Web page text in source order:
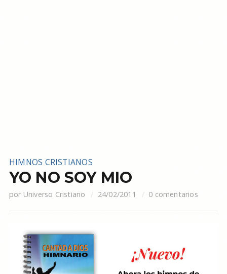
HIMNOS CRISTIANOS
YO NO SOY MIO
por Universo Cristiano 24/02/2011 0 comentarios